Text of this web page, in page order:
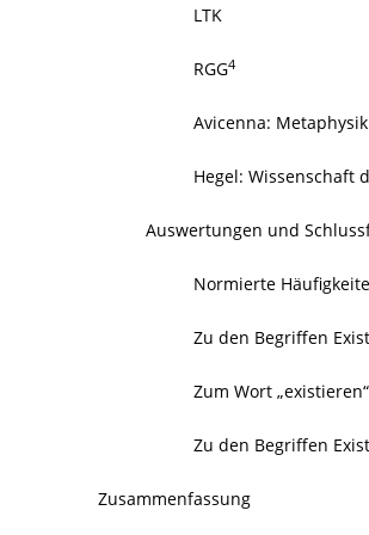
LTK
RGG4
Avicenna: Metaphysik
Hegel: Wissenschaft
Auswertungen und
Normierte
Zu den Begriffen
Zum Wort „existieren“
Zu den Begriffen
Zusammenfassung